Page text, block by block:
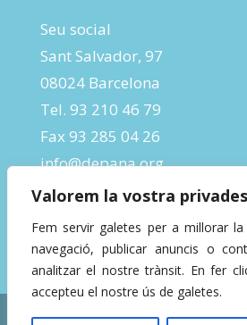
Valorem la vostra
Fem servir galetes per a millorar
navegació, publicar anuncis o
analitzar el nostre trànsit. En fer
accepteu el nostre ús de galetes.
Seu social
Sant Salvador, 97
08024 Barcelona
Tel. 93 210 46 79
Fax 93 285 04 26
info@depana.org
Designed byInBeta